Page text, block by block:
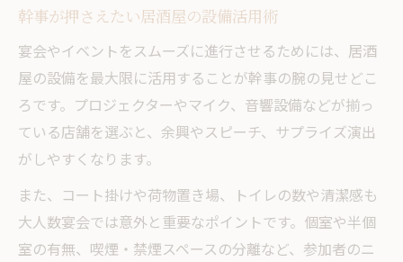
幹事が押さえたい居酒屋の設備活用術
宴会やイベントをスムーズに進行させるためには、居酒
屋の設備を最大限に活用することが幹事の腕の見せどこ
ろです。プロジェクターやマイク、音響設備などが揃っ
ている店舗を選ぶと、余興やスピーチ、サプライズ演出
がしやすくなります。
また、コート掛けや荷物置き場、トイレの数や清潔感も
大人数宴会では意外と重要なポイントです。個室や半個
室の有無、喫煙・禁煙スペースの分離など、参加者のニ